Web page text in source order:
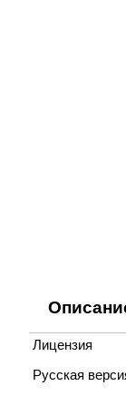
Лицензия
Русская